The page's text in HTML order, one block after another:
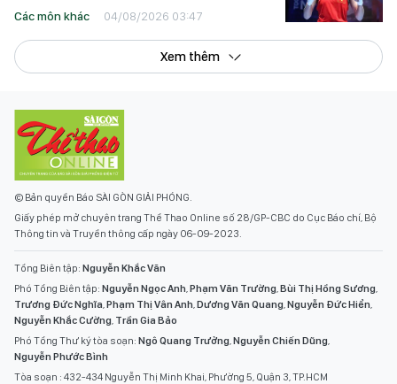
Các môn khác 04/08/2026 03:47
Xem thêm
© Bản quyền Báo SÀI GÒN GIẢI PHÓNG.
Giấy phép mở chuyên trang Thể Thao Online số 28/GP-CBC do Cục Báo chí, Bộ
Thông tin và Truyền thông cấp ngày 06-09-2023.
Tổng Biên tập: Nguyễn Khắc Văn
Phó Tổng Biên tập: Nguyễn Ngọc Anh Phạm Văn Trường Bùi Thị Hồng Sương
Trương Đức Nghĩa Phạm Thị Vân Anh Dương Văn Quang Nguyễn Đức Hiển
Nguyễn Khắc Cường Trần Gia Bảo
Phó Tổng Thư ký tòa soạn: Ngô Quang Trưởng Nguyễn Chiến Dũng
Nguyễn Phước Bình
Tòa soạn : 432-434 Nguyễn Thị Minh Khai, Phường 5, Quận 3, TP.HCM